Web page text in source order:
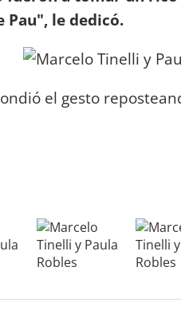
Pau", le dedicó.
el gesto